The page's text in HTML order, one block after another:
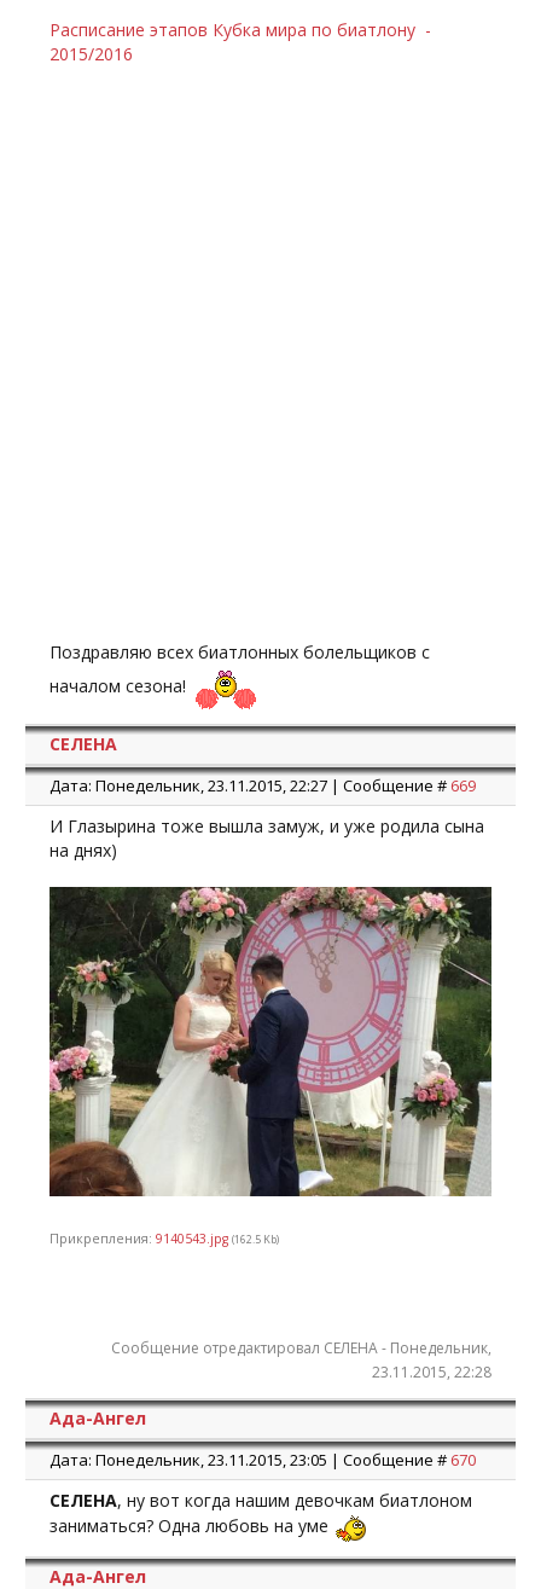
Расписание этапов Кубка мира по биатлону -
2015/2016
Поздравляю всех биатлонных болельщиков с
началом сезона!
СЕЛЕНА
Дата: Понедельник, 23.11.2015, 22:27 | Сообщение # 669
И Глазырина тоже вышла замуж, и уже родила сына
на днях)
Прикрепления: 9140543.jpg (162.5 Kb)
Сообщение отредактировал СЕЛЕНА- Понедельник,
23.11.2015, 22:28
Ада-Ангел
Дата: Понедельник, 23.11.2015, 23:05 | Сообщение # 670
СЕЛЕНА, ну вот когда нашим девочкам биатлоном
заниматься? Одна любовь на уме
Ада-Ангел